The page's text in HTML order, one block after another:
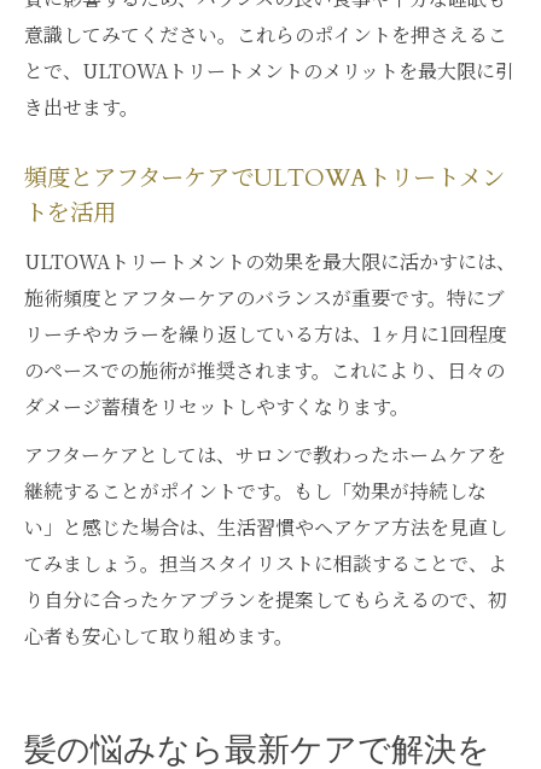
意識してみてください。これらのポイントを押さえるこ
とで、ULTOWAトリートメントのメリットを最大限に引
き出せます。
頻度とアフターケアでULTOWAトリートメン
トを活用
ULTOWAトリートメントの効果を最大限に活かすには、
施術頻度とアフターケアのバランスが重要です。特にブ
リーチやカラーを繰り返している方は、1ヶ月に1回程度
のペースでの施術が推奨されます。これにより、日々の
ダメージ蓄積をリセットしやすくなります。
アフターケアとしては、サロンで教わったホームケアを
継続することがポイントです。もし「効果が持続しな
い」と感じた場合は、生活習慣やヘアケア方法を見直し
てみましょう。担当スタイリストに相談することで、よ
り自分に合ったケアプランを提案してもらえるので、初
心者も安心して取り組めます。
髪の悩みなら最新ケアで解決を